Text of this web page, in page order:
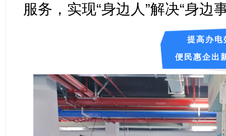
服务，实现“身边人”解决“身边
提高办电
便民惠企出